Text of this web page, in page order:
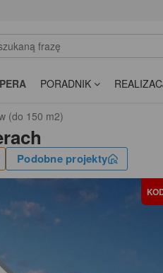
PORADNIK
(do 150 m2)
Podobne projekty